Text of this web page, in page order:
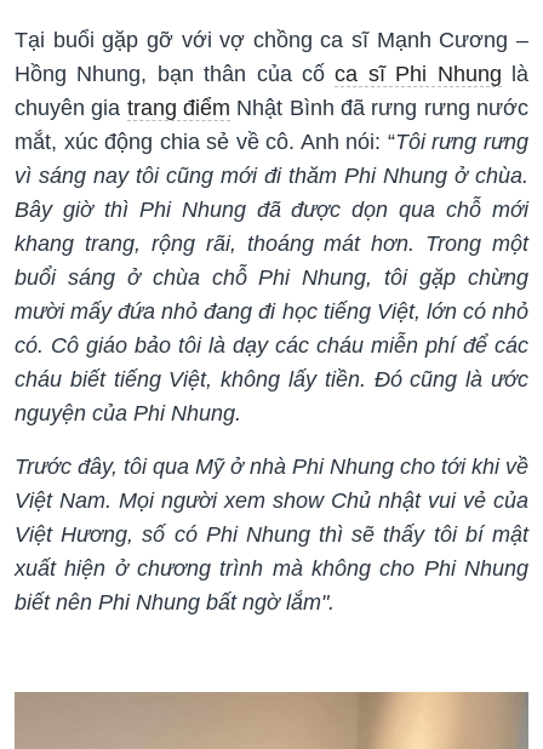
Tại buổi gặp gỡ với vợ chồng ca sĩ Mạnh Cương –
Hồng Nhung, bạn thân của cốca sĩ Phi Nhung là
chuyên gia trang điểm Nhật Bình đã rưng rưng nước
mắt, xúc động chia sẻ về cô. Anh nói: “Tôi rưng rưng
vì sáng nay tôi cũng mới đi thăm Phi Nhung ở chùa.
Bây giờ thì Phi Nhung đã được dọn qua chỗ mới
khang trang, rộng rãi, thoáng mát hơn. Trong một
buổi sáng ở chùa chỗ Phi Nhung, tôi gặp chừng
mười mấy đứa nhỏ đang đi học tiếng Việt, lớn có nhỏ
có. Cô giáo bảo tôi là dạy các cháu miễn phí để các
cháu biết tiếng Việt, không lấy tiền. Đó cũng là ước
nguyện của Phi Nhung.
Trước đây, tôi qua Mỹ ở nhà Phi Nhung cho tới khi về
Việt Nam. Mọi người xem show Chủ nhật vui vẻ của
Việt Hương, số có Phi Nhung thì sẽ thấy tôi bí mật
xuất hiện ở chương trình mà không cho Phi Nhung
biết nên Phi Nhung bất ngờ lắm".